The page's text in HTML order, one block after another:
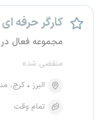
کارگر حرفه
مجموعه فعال
منقضی شده
البرز
کرج، منطقه ۷،
تمام وقت